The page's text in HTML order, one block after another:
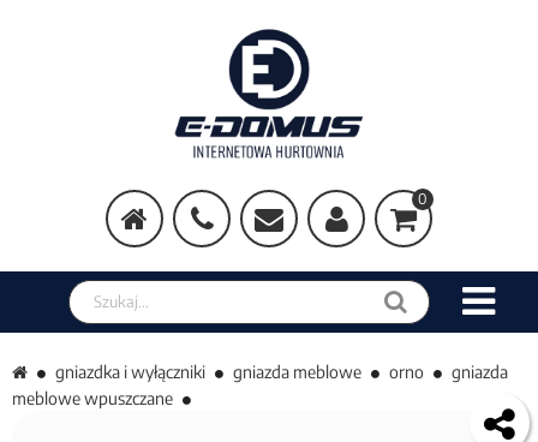
0
Szukaj w sklepie
gniazdka i wyłączniki gniazda meblowe orno
gniazda
meblowe wpuszczane